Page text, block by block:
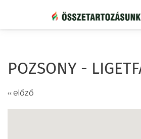
tartalomra
POZSONY -
‹‹ előző